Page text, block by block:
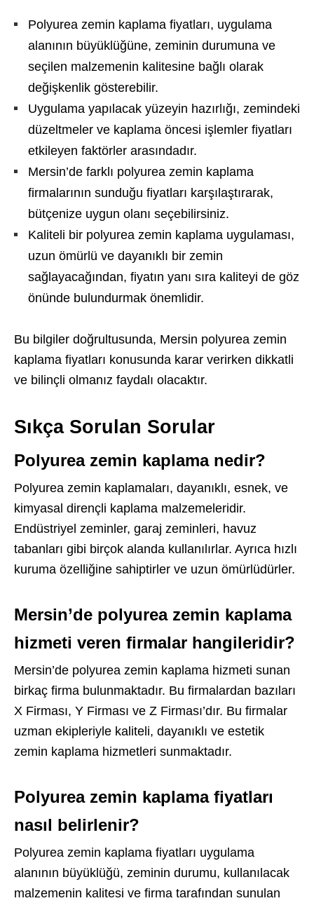
Polyurea zemin kaplama fiyatları, uygulama
alanının büyüklüğüne, zeminin durumuna ve
seçilen malzemenin kalitesine bağlı olarak
değişkenlik gösterebilir.
Uygulama yapılacak yüzeyin hazırlığı, zemindeki
düzeltmeler ve kaplama öncesi işlemler fiyatları
etkileyen faktörler arasındadır.
Mersin’de farklı polyurea zemin kaplama
firmalarının sunduğu fiyatları karşılaştırarak,
bütçenize uygun olanı seçebilirsiniz.
Kaliteli bir polyurea zemin kaplama uygulaması,
uzun ömürlü ve dayanıklı bir zemin
sağlayacağından, fiyatın yanı sıra kaliteyi de göz
önünde bulundurmak önemlidir.
Bu bilgiler doğrultusunda, Mersin polyurea zemin
kaplama fiyatları konusunda karar verirken dikkatli
ve bilinçli olmanız faydalı olacaktır.
Sıkça Sorulan Sorular
Polyurea zemin kaplama nedir?
Polyurea zemin kaplamaları, dayanıklı, esnek, ve
kimyasal dirençli kaplama malzemeleridir.
Endüstriyel zeminler, garaj zeminleri, havuz
tabanları gibi birçok alanda kullanılırlar. Ayrıca hızlı
kuruma özelliğine sahiptirler ve uzun ömürlüdürler.
Mersin’de polyurea zemin kaplama
hizmeti veren firmalar hangileridir?
Mersin’de polyurea zemin kaplama hizmeti sunan
birkaç firma bulunmaktadır. Bu firmalardan bazıları
X Firması, Y Firması ve Z Firması’dır. Bu firmalar
uzman ekipleriyle kaliteli, dayanıklı ve estetik
zemin kaplama hizmetleri sunmaktadır.
Polyurea zemin kaplama fiyatları
nasıl belirlenir?
Polyurea zemin kaplama fiyatları uygulama
alanının büyüklüğü, zeminin durumu, kullanılacak
malzemenin kalitesi ve firma tarafından sunulan